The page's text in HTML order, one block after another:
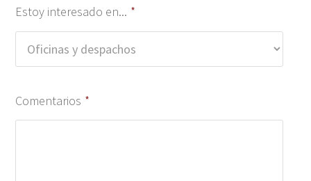
Estoy interesado en... *
Comentarios *